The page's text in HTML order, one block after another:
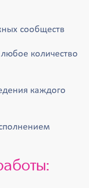
сообществ
количество
каждого